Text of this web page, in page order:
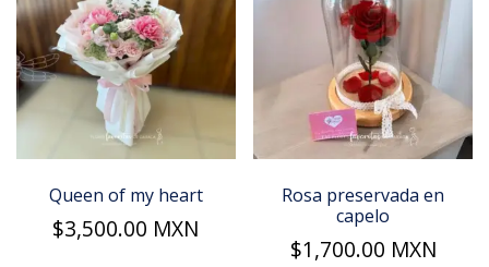
Queen of my heart
$3,500.00 MXN
Rosa preservada en
capelo
$1,700.00 MXN